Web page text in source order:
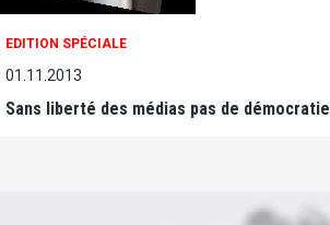
EDITION SPÉCIALE
01.11.2013
Sans liberté des médias pas de démocratie